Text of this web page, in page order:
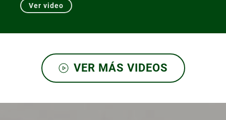
Ver video
VER MÁS VIDEOS